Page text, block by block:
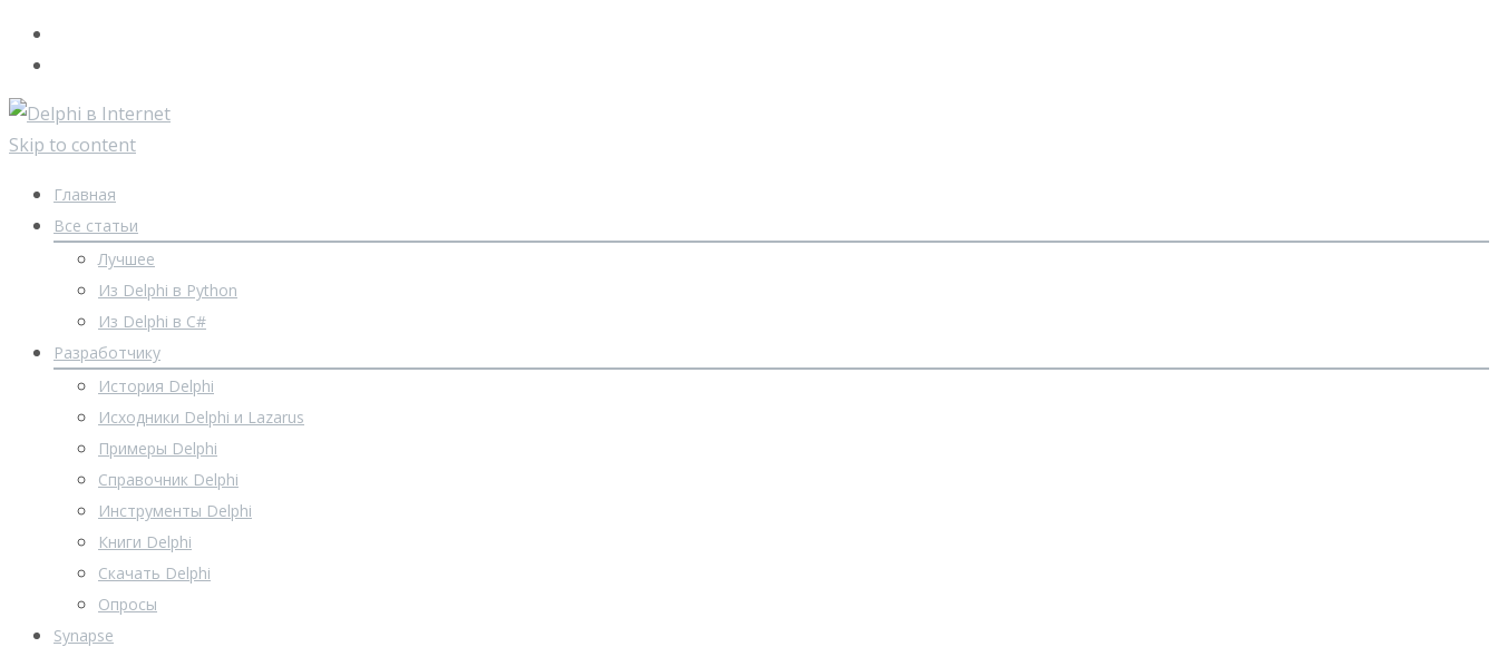
Skip to content
Главная
Все статьи
Лучшее
Из Delphi в Python
Из Delphi в C#
Разработчику
История Delphi
Исходники Delphi и Lazarus
Примеры Delphi
Справочник Delphi
Инструменты Delphi
Книги Delphi
Скачать Delphi
Опросы
Synapse